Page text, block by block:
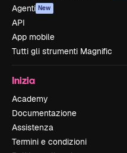
Agenti New
API
App mobile
Tutti gli strumenti Magnific
Inizia
Academy
Documentazione
Assistenza
Termini e condizioni